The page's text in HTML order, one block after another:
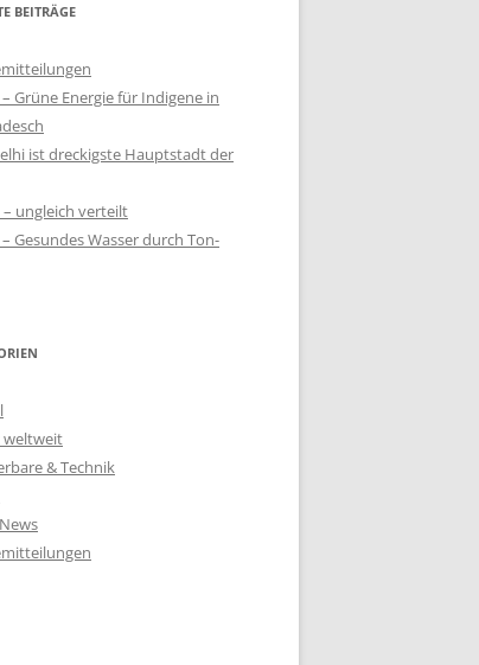
IM
BEITRÄGE
– Grüne Energie für Indigene in
ist dreckigste Hauptstadt der
ungleich verteilt
Gesundes Wasser durch Ton-
& Technik